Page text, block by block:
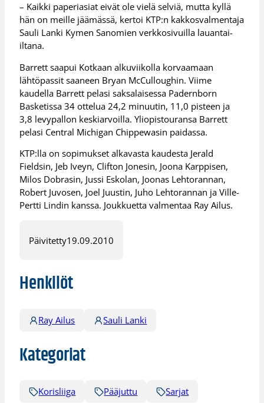
– Kaikki paperiasiat eivät ole vielä selviä, mutta kyllä
hän on meille jäämässä, kertoi KTP:n kakkosvalmentaja
Sauli Lanki Kymen Sanomien verkkosivuilla lauantai-
iltana.
Barrett saapui Kotkaan alkuviikolla korvaamaan
lähtöpassit saaneen Bryan McCulloughin. Viime
kaudella Barrett pelasi saksalaisessa Padernborn
Basketissa 34 ottelua 24,2 minuutin, 11,0 pisteen ja
3,8 levypallon keskiarvoilla. Yliopistouransa Barrett
pelasi Central Michigan Chippewasin paidassa.
KTP:lla on sopimukset alkavasta kaudesta Jerald
Fieldsin, Jeb Iveyn, Clifton Jonesin, Joona Karppisen,
Milos Dobrasin, Jussi Eskolan, Joonas Lehtorannan,
Robert Juvosen, Joel Juustin, Juho Lehtorannan ja Ville-
Pertti Lindin kanssa. Joukkuetta valmentaa Ray Ailus.
Päivitetty19.09.2010
Henkilöt
Ray Ailus Sauli Lanki
Kategoriat
Korisliiga Pääjuttu Sarjat